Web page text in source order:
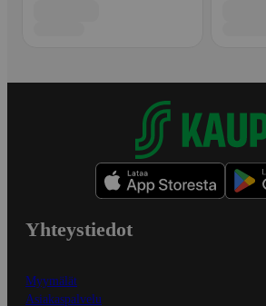
Yhteystiedot
Myymälät
Asiakaspalvelu